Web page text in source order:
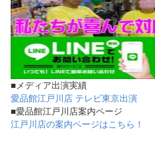
■メディア出演実績
愛品館江戸川店 テレビ東京出演
■愛品館江戸川店案内ページ
江戸川店の案内ページはこちら！